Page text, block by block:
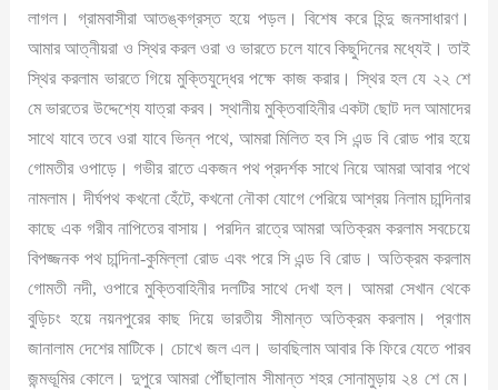
লাগল। গ্রামবাসীরা আতঙ্কগ্রস্ত হয়ে পড়ল। বিশেষ করে হিন্দু জনসাধারণ।
আমার আত্নীয়রা ও স্থির করল ওরা ও ভারতে চলে যাবে কিছুদিনের মধ্যেই। তাই
স্থির করলাম ভারতে গিয়ে মুক্তিযুদ্ধের পক্ষে কাজ করার। স্থির হল যে ২২ শে
মে ভারতের উদ্দেশ্যে যাত্রা করব। স্থানীয় মুক্তিবাহিনীর একটা ছোট দল আমাদের
সাথে যাবে তবে ওরা যাবে ভিন্ন পথে, আমরা মিলিত হব সি এন্ড বি রোড পার হয়ে
গোমতীর ওপাড়ে। গভীর রাতে একজন পথ প্রদর্শক সাথে নিয়ে আমরা আবার পথে
নামলাম। দীর্ঘপথ কখনো হেঁটে, কখনো নৌকা যোগে পেরিয়ে আশ্রয় নিলাম চান্দিনার
কাছে এক গরীব নাপিতের বাসায়। পরদিন রাত্রে আমরা অতিক্রম করলাম সবচেয়ে
বিপজ্জনক পথ চান্দিনা-কুমিল্লা রোড এবং পরে সি এন্ড বি রোড। অতিক্রম করলাম
গোমতী নদী, ওপারে মুক্তিবাহিনীর দলটির সাথে দেখা হল। আমরা সেখান থেকে
বুড়িচং হয়ে নয়নপুরের কাছ দিয়ে ভারতীয় সীমান্ত অতিক্রম করলাম। প্রণাম
জানালাম দেশের মাটিকে। চোখে জল এল। ভাবছিলাম আবার কি ফিরে যেতে পারব
জন্মভূমির কোলে। দুপুরে আমরা পৌঁছালাম সীমান্ত শহর সোনামুড়ায় ২৪ শে মে।